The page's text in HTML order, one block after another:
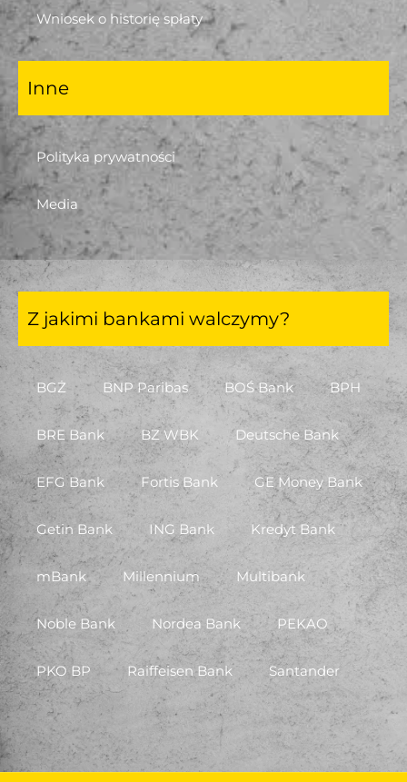
Wniosek o historię spłaty
Inne
Polityka prywatności
Media
Z jakimi bankami walczymy?
BGŻ BNP Paribas BOŚ Bank BPH
BRE Bank BZ WBK Deutsche Bank
EFG Bank Fortis Bank GE Money Bank
Getin Bank ING Bank Kredyt Bank
mBank Millennium Multibank
Noble Bank Nordea Bank PEKAO
PKO BP Raiffeisen Bank Santander